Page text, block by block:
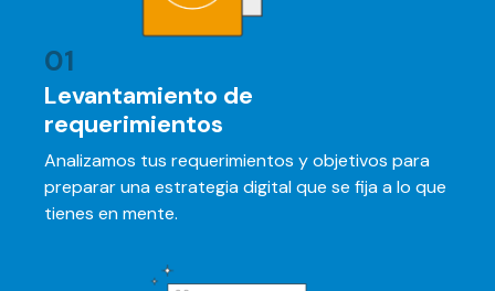
01
Levantamiento de
requerimientos
Analizamos tus requerimientos y objetivos para
preparar una estrategia digital que se fija a lo que
tienes en mente.